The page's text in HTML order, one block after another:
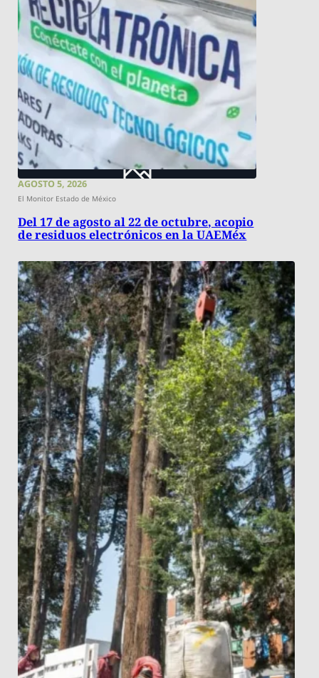
AGOSTO 5, 2026
El Monitor Estado de México
Del 17 de agosto al 22 de octubre, acopio
de residuos electrónicos en la UAEMéx